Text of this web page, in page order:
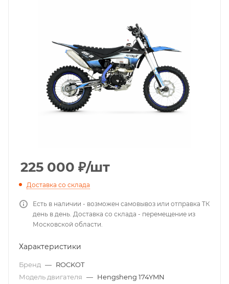
225 000 ₽/шт
Доставка со склада
Есть в наличии - возможен самовывоз или отправка ТК
день в день. Доставка со склада - перемещение из
Московской области.
Характеристики
Бренд — ROCKOT
Модель двигателя — Hengsheng 174YMN